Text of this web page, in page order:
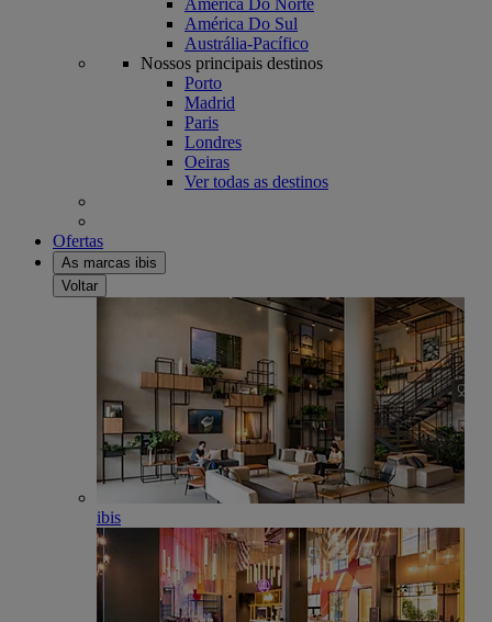
América Do Norte
América Do Sul
Austrália-Pacífico
Nossos principais destinos
Porto
Madrid
Paris
Londres
Oeiras
Ver todas as destinos
Ofertas
As marcas ibis
Voltar
ibis